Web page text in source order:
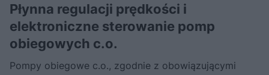
Płynna regulacji prędkości i
elektroniczne sterowanie pomp
obiegowych c.o.
Pompy obiegowe c.o., zgodnie z obowiązującymi